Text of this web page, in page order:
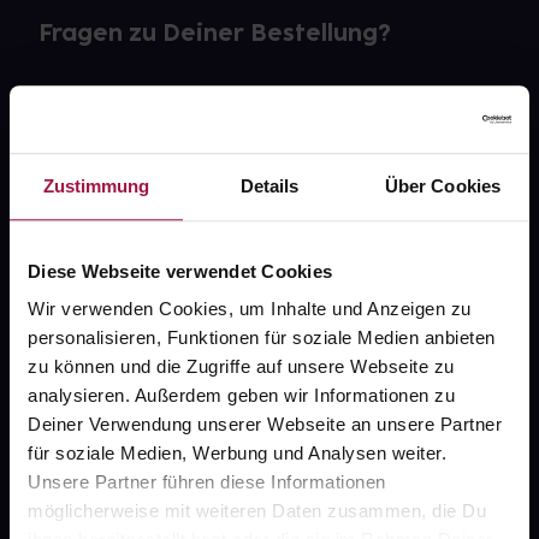
Zustimmung Details Über Cookies
Diese Webseite verwendet Cookies
Wir verwenden Cookies, um Inhalte und Anzeigen zu
personalisieren, Funktionen für soziale Medien anbieten
zu können und die Zugriffe auf unsere Webseite zu
analysieren. Außerdem geben wir Informationen zu
Deiner Verwendung unserer Webseite an unsere Partner
für soziale Medien, Werbung und Analysen weiter.
Unsere Partner führen diese Informationen
möglicherweise mit weiteren Daten zusammen, die Du
Fragen zu Deiner Bestellung?
FAQ
Widerrufsformular
gesund.de
Karriere
Newsletter
Barrierefreiheitserklärung